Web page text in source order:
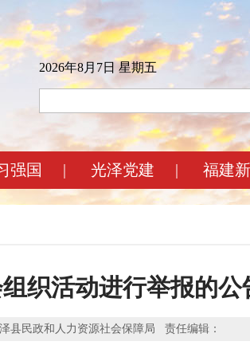
2026年8月7日 星期五
强国 | 光泽党建 | 福建
织活动进行举报的公
县民政和人力资源社会保障局 责任编辑：